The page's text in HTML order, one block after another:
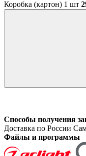
Коробка (картон) 1 шт
Способы получения
Доставка по России
Файлы и программы